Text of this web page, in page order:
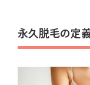
永久脱毛の定